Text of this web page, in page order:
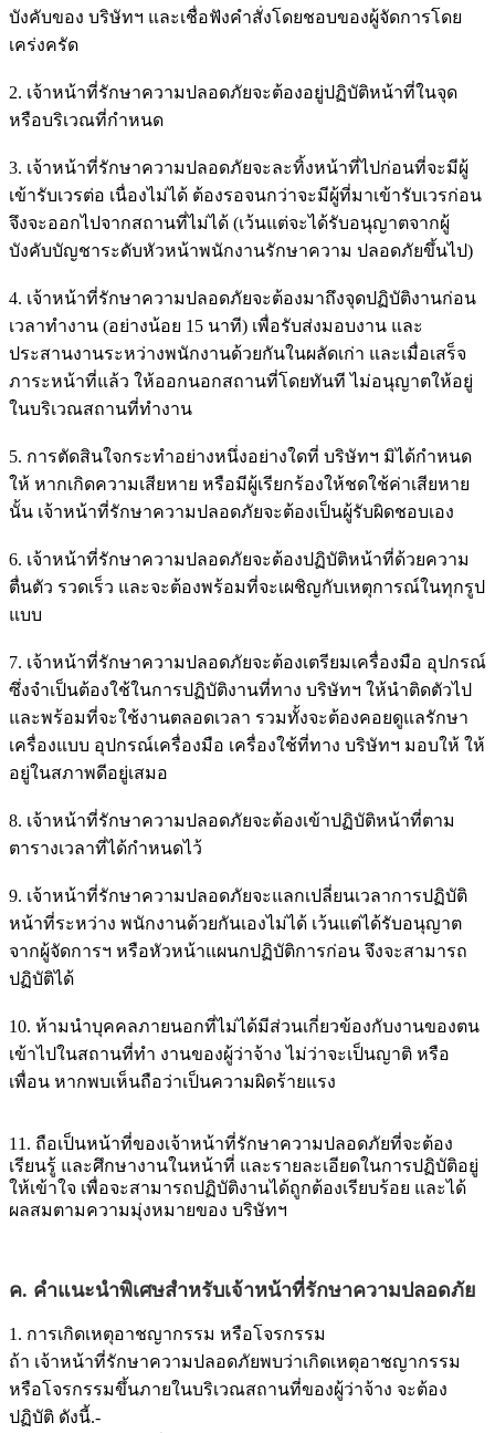
บังคับของ บริษัทฯ และเชื่อฟังคำสั่งโดยชอบของผู้จัดการโดย
เคร่งครัด
2. เจ้าหน้าที่รักษาความปลอดภัยจะต้องอยู่ปฏิบัติหน้าที่ในจุด
หรือบริเวณที่กำหนด
3. เจ้าหน้าที่รักษาความปลอดภัยจะละทิ้งหน้าที่ไปก่อนที่จะมีผู้
เข้ารับเวรต่อ เนื่องไม่ได้ ต้องรอจนกว่าจะมีผู้ที่มาเข้ารับเวรก่อน
จึงจะออกไปจากสถานที่ไม่ได้ (เว้นแต่จะได้รับอนุญาตจากผู้
บังคับบัญชาระดับหัวหน้าพนักงานรักษาความ ปลอดภัยขึ้นไป)
4. เจ้าหน้าที่รักษาความปลอดภัยจะต้องมาถึงจุดปฏิบัติงานก่อน
เวลาทำงาน (อย่างน้อย 15 นาที) เพื่อรับส่งมอบงาน และ
ประสานงานระหว่างพนักงานด้วยกันในผลัดเก่า และเมื่อเสร็จ
ภาระหน้าที่แล้ว ให้ออกนอกสถานที่โดยทันที ไม่อนุญาตให้อยู่
ในบริเวณสถานที่ทำงาน
5. การตัดสินใจกระทำอย่างหนึ่งอย่างใดที่ บริษัทฯ มิได้กำหนด
ให้ หากเกิดความเสียหาย หรือมีผู้เรียกร้องให้ชดใช้ค่าเสียหาย
นั้น เจ้าหน้าที่รักษาความปลอดภัยจะต้องเป็นผู้รับผิดชอบเอง
6. เจ้าหน้าที่รักษาความปลอดภัยจะต้องปฏิบัติหน้าที่ด้วยความ
ตื่นตัว รวดเร็ว และจะต้องพร้อมที่จะเผชิญกับเหตุการณ์ในทุกรูป
แบบ
7. เจ้าหน้าที่รักษาความปลอดภัยจะต้องเตรียมเครื่องมือ อุปกรณ์
ซึ่งจำเป็นต้องใช้ในการปฏิบัติงานที่ทาง บริษัทฯ ให้นำติดตัวไป
และพร้อมที่จะใช้งานตลอดเวลา รวมทั้งจะต้องคอยดูแลรักษา
เครื่องแบบ อุปกรณ์เครื่องมือ เครื่องใช้ที่ทาง บริษัทฯ มอบให้ ให้
อยู่ในสภาพดีอยู่เสมอ
8. เจ้าหน้าที่รักษาความปลอดภัยจะต้องเข้าปฏิบัติหน้าที่ตาม
ตารางเวลาที่ได้กำหนดไว้
9. เจ้าหน้าที่รักษาความปลอดภัยจะแลกเปลี่ยนเวลาการปฏิบัติ
หน้าที่ระหว่าง พนักงานด้วยกันเองไม่ได้ เว้นแต่ได้รับอนุญาต
จากผู้จัดการฯ หรือหัวหน้าแผนกปฏิบัติการก่อน จึงจะสามารถ
ปฏิบัติได้
10. ห้ามนำบุคคลภายนอกที่ไม่ได้มีส่วนเกี่ยวข้องกับงานของตน
เข้าไปในสถานที่ทำ งานของผู้ว่าจ้าง ไม่ว่าจะเป็นญาติ หรือ
เพื่อน หากพบเห็นถือว่าเป็นความผิดร้ายแรง
11. ถือเป็นหน้าที่ของเจ้าหน้าที่รักษาความปลอดภัยที่จะต้อง
เรียนรู้ และศึกษางานในหน้าที่ และรายละเอียดในการปฏิบัติอยู่
ให้เข้าใจ เพื่อจะสามารถปฏิบัติงานได้ถูกต้องเรียบร้อย และได้
ผลสมตามความมุ่งหมายของ บริษัทฯ
ค. คำแนะนำพิเศษสำหรับเจ้าหน้าที่รักษาความปลอดภัย
1. การเกิดเหตุอาชญากรรม หรือโจรกรรม
ถ้า เจ้าหน้าที่รักษาความปลอดภัยพบว่าเกิดเหตุอาชญากรรม
หรือโจรกรรมขึ้นภายในบริเวณสถานที่ของผู้ว่าจ้าง จะต้อง
ปฏิบัติ ดังนี้.-